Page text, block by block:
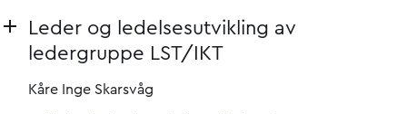
Leder og ledelsesutvikling av
ledergruppe LST/IKT
Kåre Inge Skarsvåg